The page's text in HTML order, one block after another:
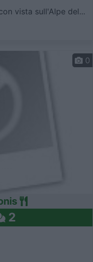
vista sull'Alpe del...
0
2